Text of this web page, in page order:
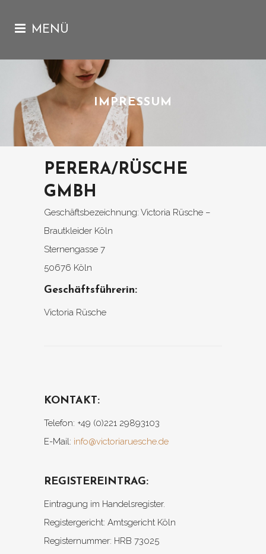
IMPRESSUM
PERERA/RÜSCHE
GMBH
Geschäftsbezeichnung: Victoria Rüsche –
Brautkleider Köln
Sternengasse 7
50676 Köln
Geschäftsführerin:
Victoria Rüsche
KONTAKT:
Telefon: +49 (0)221 29893103
E-Mail: info@victoriaruesche.de
REGISTEREINTRAG:
Eintragung im Handelsregister.
Registergericht: Amtsgericht Köln
Registernummer: HRB 73025